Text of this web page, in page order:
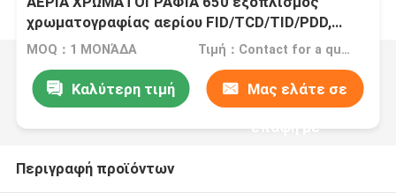
χρωματογραφίας αερίου FID/TCD/TID/PDD,
ανιχνευτές
MOQ：1 ΜΟΝΆΔΑ Τιμή：Contact for a quote
Καλύτερη τιμή Μας ελάτε σε
επαφή με
Περιγραφή προϊόντων